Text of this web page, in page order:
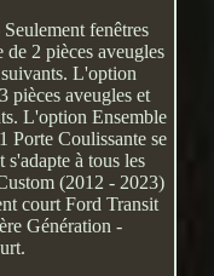
fenêtres
de 2 pièces aveugles
L'option
pièces aveugles et
L'option Ensemble
Porte Coulissante se
s'adapte à tous les
(2012 - 2023)
court Ford Transit
Génération -